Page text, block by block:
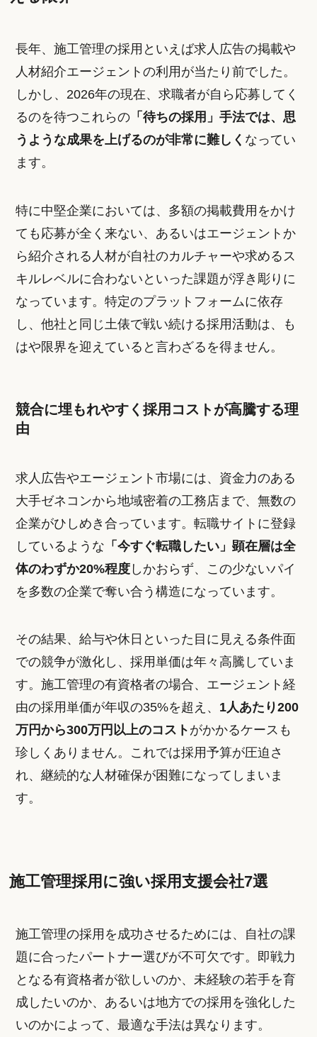
長年、施工管理の採用といえば求人広告の掲載や
人材紹介エージェントの利用が当たり前でした。
しかし、2026年の現在、求職者が自ら応募してく
るのを待つこれらの 「待ちの採用」手法では、思
うような成果を上げるのが非常に難しく なってい
ます。
特に中堅企業においては、多額の掲載費用をかけ
ても応募が全く来ない、あるいはエージェントか
ら紹介される人材が自社のカルチャーや求めるス
キルレベルに合わないといった課題が浮き彫りに
なっています。特定のプラットフォームに依存
し、他社と同じ土俵で戦い続ける採用活動は、も
はや限界を迎えていると言わざるを得ません。
競合に埋もれやすく採用コストが高騰する理
由
求人広告やエージェント市場には、資金力のある
大手ゼネコンから地域密着の工務店まで、無数の
企業がひしめき合っています。転職サイトに登録
しているような 「今すぐ転職したい」顕在層は全
体のわずか20%程度 しかおらず、この少ないパイ
を多数の企業で奪い合う構造になっています。
その結果、給与や休日といった目に見える条件面
での競争が激化し、採用単価は年々高騰していま
す。施工管理の有資格者の場合、エージェント経
由の採用単価が年収の35%を超え、 1人あたり200
万円から300万円以上のコスト がかかるケースも
珍しくありません。これでは採用予算が圧迫さ
れ、継続的な人材確保が困難になってしまいま
す。
施工管理採用に強い採用支援会社7選
施工管理の採用を成功させるためには、自社の課
題に合ったパートナー選びが不可欠です。即戦力
となる有資格者が欲しいのか、未経験の若手を育
成したいのか、あるいは地方での採用を強化した
いのかによって、最適な手法は異なります。